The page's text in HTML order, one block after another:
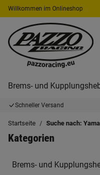
Willkommen im Onlineshop
Brems- und
Schneller Versand
Startseite Suche nach:
Kategorien
Brems- und